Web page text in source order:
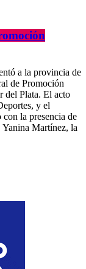
a la provincia de
de Promoción
del Plata. El acto
y el
la presencia de
Martínez, la